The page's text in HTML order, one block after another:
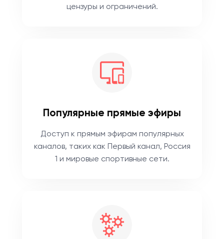
цензуры и ограничений.
Популярные прямые эфиры
Доступ к прямым эфирам популярных
каналов, таких как Первый канал, Россия
1 и мировые спортивные сети.